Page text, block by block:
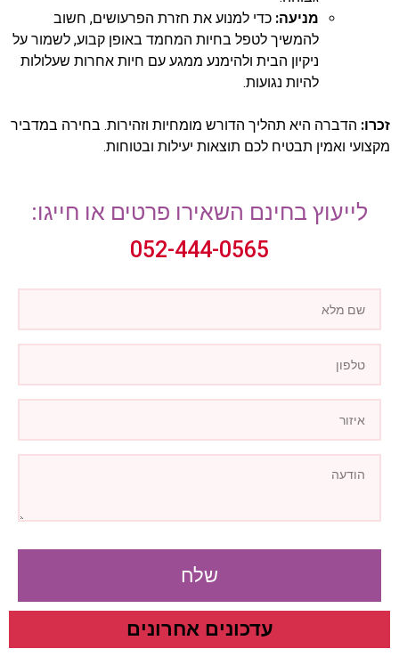
מניעה: כדי למנוע את חזרת הפרעושים, חשוב
להמשיך לטפל בחיות המחמד באופן קבוע, לשמור על
ניקיון הבית ולהימנע ממגע עם חיות אחרות שעלולות
להיות נגועות.
זכרו: הדברה היא תהליך הדורש מומחיות וזהירות. בחירה במדביר
מקצועי ואמין תבטיח לכם תוצאות יעילות ובטוחות.
לייעוץ בחינם השאירו פרטים או חייגו:
052-444-0565
שלח
עדכונים אחרונים